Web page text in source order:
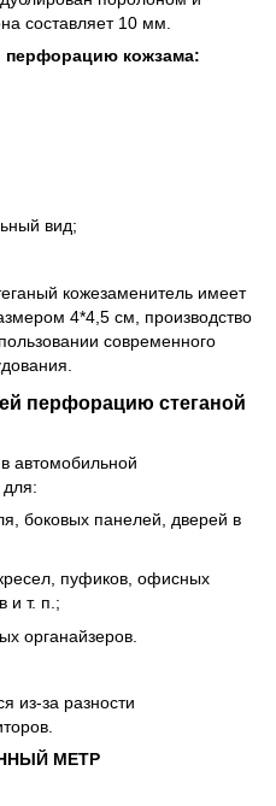
составляет 10 мм.
перфорацию кожзама:
вид;
кожезаменитель имеет
4*4,5 см, производство
современного
перфорацию стеганой
автомобильной
боковых панелей, дверей в
пуфиков, офисных
и т. п.;
органайзеров.
из-за разности
МЕТР